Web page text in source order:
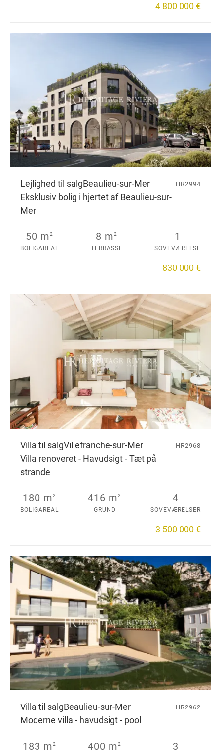
4 800 000 €
Lejlighed til salgBeaulieu-sur-Mer
Eksklusiv bolig i hjertet af Beaulieu-sur-
Mer
HR2994
50 m2
BOLIGAREAL
8 m2
TERRASSE
1
SOVEVÆRELSE
830 000 €
Villa til salgVillefranche-sur-Mer
Villa renoveret - Havudsigt - Tæt på
strande
HR2968
180 m2
BOLIGAREAL
416 m2
GRUND
4
SOVEVÆRELSER
3 500 000 €
Villa til salgBeaulieu-sur-Mer
Moderne villa - havudsigt - pool
HR2962
183 m2 400 m2 3